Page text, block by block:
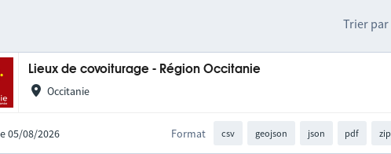
Trier par
Lieux de covoiturage - Région Occitanie
Occitanie
05/08/2026 Format csv geojson json pdf zip